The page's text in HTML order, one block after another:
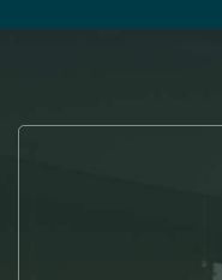
Стеклянные панели